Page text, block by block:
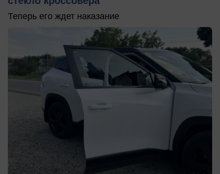
Теперь его ждет наказание